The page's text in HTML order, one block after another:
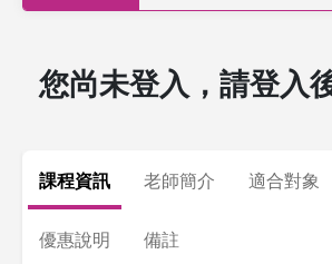
您尚未登入，請登入
課程資訊 老師簡介 適合對象
優惠說明 備註